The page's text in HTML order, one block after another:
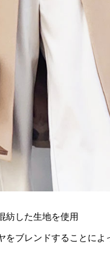
紡した生地を使用
をブレンドすることに